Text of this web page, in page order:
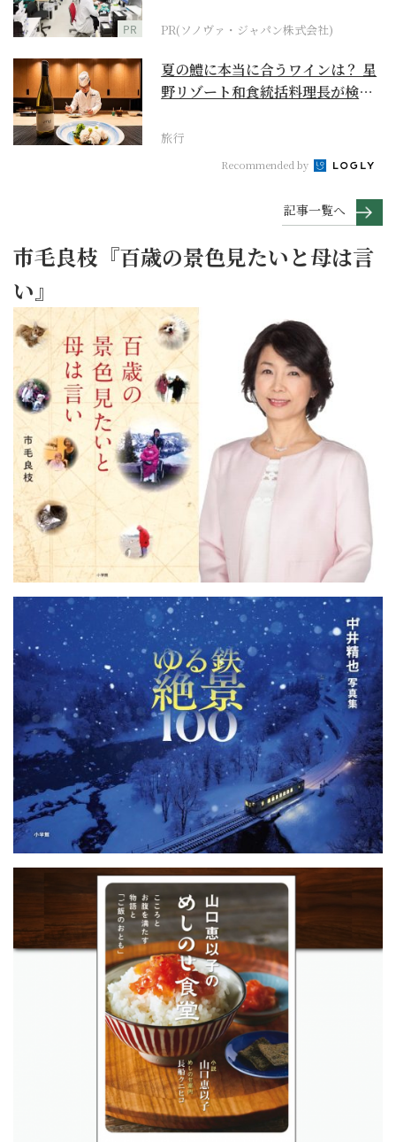
PR PR(ソノヴァ・ジャパン株式会社)
夏の鱧に本当に合うワインは？ 星
野リゾート和食統括料理長が検証
旅行
Recommended by
記事一覧へ
市毛良枝『百歳の景色見たいと母は言
い』